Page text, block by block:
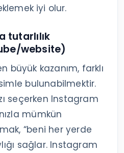
iyi olur.
tutarlılık
website)
büyük kazanım, farklı
bulunabilmektir.
seçerken Instagram
mümkün
“beni her yerde
sağlar. Instagram